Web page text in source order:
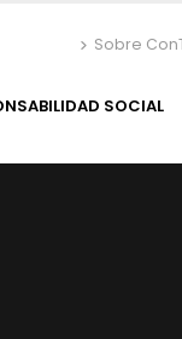
Sobre
SOCIAL